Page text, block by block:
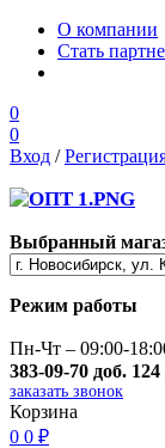
О компании
Стать
0
0
Вход /
Выбранный
Режим работы
Пн-Чт – 09:00-
383-09-70 доб. 124
заказать звонок
Корзина
0 0 ₽